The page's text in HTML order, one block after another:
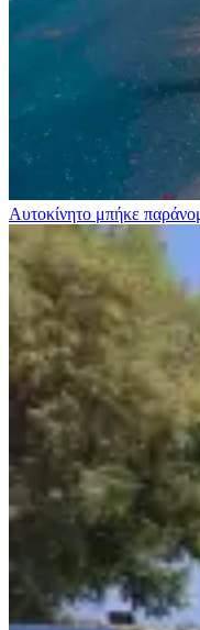
Αυτοκίνητο μπήκε